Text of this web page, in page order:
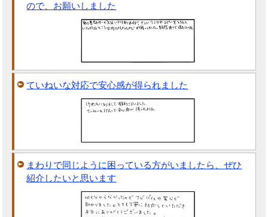
ので、お願いしました
ていねいな対応で安心感が得られました
まわりで同じように困っている方がいましたら、ぜひ
紹介したいと思います